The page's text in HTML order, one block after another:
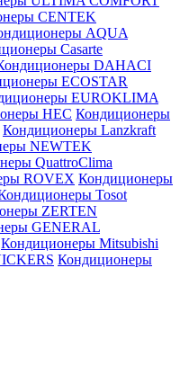
CENTEK
AQUA
Casarte
DAHACI
ECOSTAR
EUROKLIMA
HEC Кондиционеры
Кондиционеры Lanzkraft
NEWTEK
QuattroClima
ROVEX Кондиционеры
Tosot
ZERTEN
GENERAL
Кондиционеры Mitsubishi
Кондиционеры